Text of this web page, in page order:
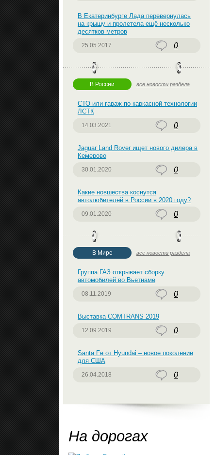
В Екатеринбурге Лада перевернулась
на крышу и пролетела ещё несколько
десятков метров
25.05.2017 0
В России все новости раздела
СТО или гараж по каркасной технологии
ЛСТК
14.03.2021 0
Jaguar Land Rover ищет нового дилера в
Кемерово
30.01.2020 0
Какие новшества коснутся
автолюбителей в России в 2020 году?
09.01.2020 0
В Мире все новости раздела
Группа ГАЗ открывает сборку
автомобилей во Вьетнаме
08.11.2019 0
Выставка COMTRANS 2019
12.09.2019 0
Santa Fe от Hyundai – новое поколение
для США
26.04.2018 0
На дорогах